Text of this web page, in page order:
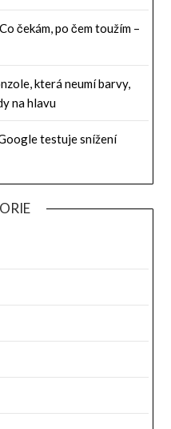
čekám, po čem toužím –
která neumí barvy,
na hlavu
testuje snížení